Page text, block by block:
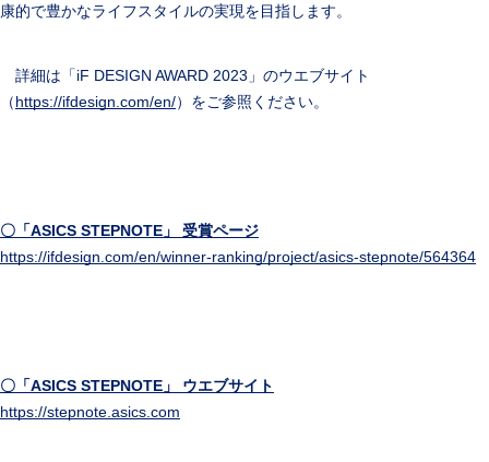
康的で豊かなライフスタイルの実現を目指します。
詳細は「iF DESIGN AWARD 2023」のウエブサイト
（https://ifdesign.com/en/）をご参照ください。
〇 「ASICS STEPNOTE」 受賞ページ
https://ifdesign.com/en/winner-ranking/project/asics-stepnote/564364
〇 「ASICS STEPNOTE」 ウエブサイト
https://stepnote.asics.com